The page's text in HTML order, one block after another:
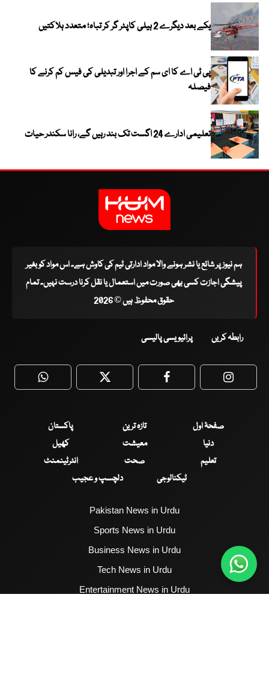
یکے بعد دیگرے 2 ہیلی کاپٹر گر کر تباہ؛ متعدد ہلاکتیں
پی ٹی اے کا ای سم کے اجرا اور تبدیلی کی فیس کم کرنے کا
فیصلہ
تعلیمی ادارے 24 اگست تک بند رہیں گے، رانا سکندر حیات
ہم نیوز پر شائع یا نشر ہونے والا مواد ادارتی ٹیم کی کاوش ہے۔ اس مواد کو بغیر
پیشگی اجازت کسی بھی صورت میں استعمال یا نقل کرنا درست نہیں۔ تمام
حقوق محفوظ ہیں © 2026
رابطہ کریں پرائیویسی پالیسی
WhatsApp Twitter Facebook
صفحۂ اول تازہ ترین
پاکستان
دنیا
معیشت
کھیل
تعلیم
صحت
انٹرٹینمنٹ
ٹیکنالوجی
دلچسپ و عجیب
Pakistan News in Urdu
Sports News in Urdu
Business News in Urdu
Tech News in Urdu
Entertainment News in Urdu